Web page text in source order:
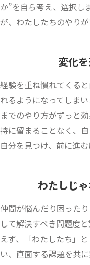
か”を自ら考え、選択し
が、わたしたちのやりが
変化を
経験を重ね慣れてくる
れるようになってしま
までのやり方がずっと
持に留まることなく、
自分を見つけ、前に進
わたしじゃ
仲間が悩んだり困った
して解決すべき問題度
えず、「わたしたち」
い、直面する課題を共に